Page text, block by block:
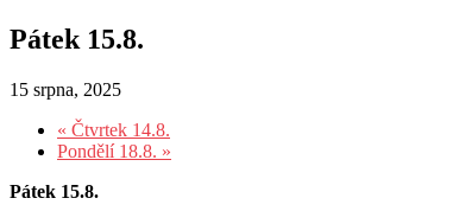
Pátek 15.8.
15 srpna, 2025
« Čtvrtek 14.8.
Pondělí 18.8. »
Pátek 15.8.